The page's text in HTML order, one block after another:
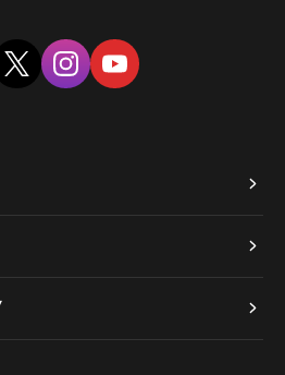
twitter instagramyoutube